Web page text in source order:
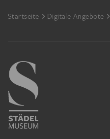
Footer
Startseite Digitale Angebote